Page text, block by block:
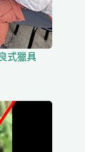
式獵具